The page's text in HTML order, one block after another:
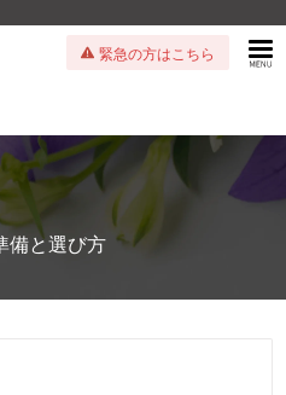
緊急の方はこちら
備と選び方